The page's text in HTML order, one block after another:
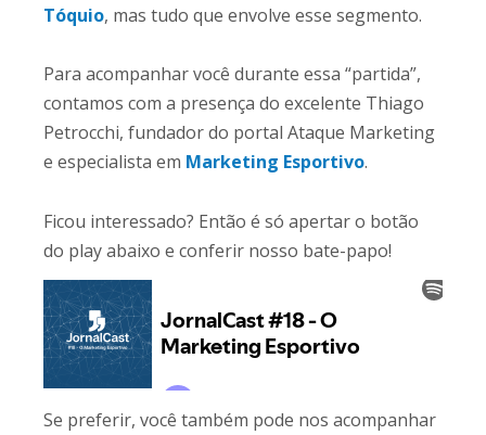
Tóquio, mas tudo que envolve esse segmento.
Para acompanhar você durante essa “partida”,
contamos com a presença do excelente Thiago
Petrocchi, fundador do portal Ataque Marketing
e especialista em Marketing Esportivo.
Ficou interessado? Então é só apertar o botão
do play abaixo e conferir nosso bate-papo!
Se preferir, você também pode nos acompanhar